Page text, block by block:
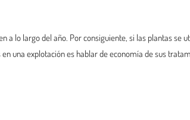
a lo largo del año. Por consiguiente, si las plantas se
una explotación es hablar de economía de sus